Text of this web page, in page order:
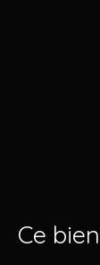
Ce bien